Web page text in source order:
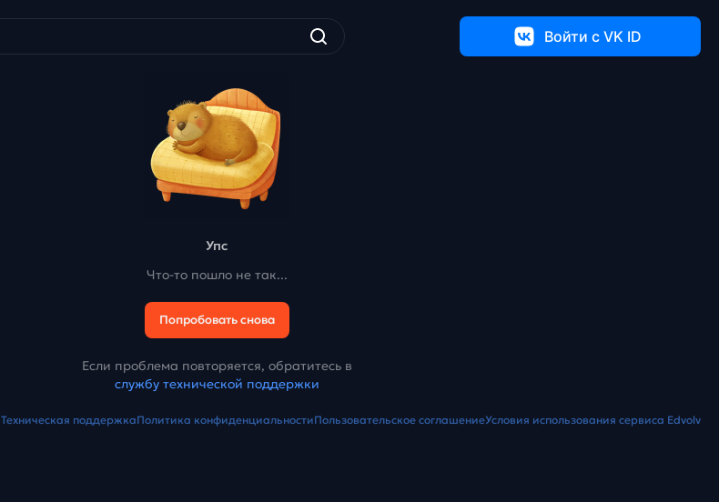
Войти c VK ID
Упс
Что-то пошло не так...
Попробовать снова
Если проблема повторяется, обратитесь в
службу технической поддержки
Техническая поддержкаПолитика конфиденциальностиПользовательское соглашениеУсловия использования сервиса Edvolv